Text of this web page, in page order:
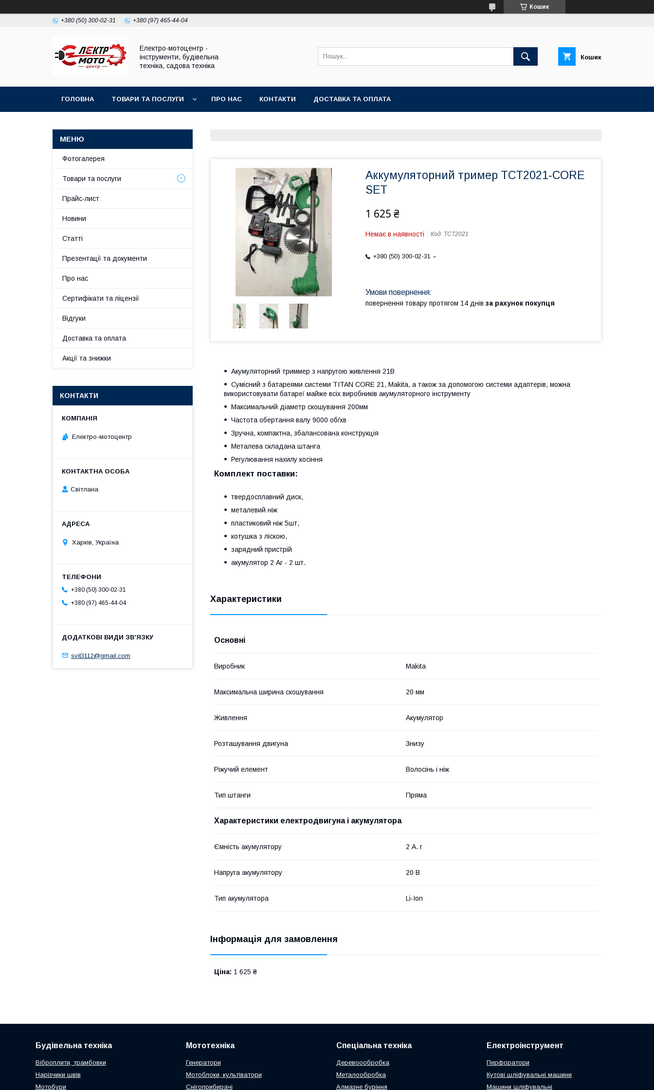
Кошик
+380 (50) 300-02-31 +380 (97) 465-44-04
Електро-мотоцентр -
інструменти, будівельна
техніка, садова техніка
Кошик
ГОЛОВНА ТОВАРИ ТА ПОСЛУГИ ПРО НАС КОНТАКТИ ДОСТАВКА ТА ОПЛАТА
Аккумуляторний тример TCT2021-CORE
SET
1 625 ₴
Немає в наявності Код: TCT2021
+380 (50) 300-02-31
повернення товару протягом 14 днів за рахунок покупця
Акумуляторний триммер з напругою живлення 21В
Сумісний з батареями системи TITAN CORE 21, Makita, а також за допомогою системи адаптерів, можна
використовувати батареї майже всіх виробників акумуляторного інструменту
Максимальний діаметр скошування 200мм
Частота обертання валу 9000 об/хв
Зручна, компактна, збалансована конструкція
Металева складана штанга
Регулювання нахилу косіння
Комплект поставки:
твердосплавний диск,
металевий ніж
пластиковий ніж 5шт,
котушка з ліскою,
зарядний пристрій
акумулятор 2 Аг - 2 шт.
Характеристики
Основні
Виробник Makita
Максимальна ширина скошування 20 мм
Живлення Акумулятор
Розташування двигуна Знизу
Ріжучий елемент Волосінь і ніж
Тип штанги Пряма
Характеристики електродвигуна і акумулятора
Ємність акумулятору 2 А. г
Напруга акумулятору 20 В
Тип акумулятора Li-Ion
Інформація для замовлення
Ціна: 1 625 ₴
Фотогалерея
Товари та послуги
Прайс-лист
Новини
Статті
Презентації та документи
Про нас
Сертифікати та ліцензії
Відгуки
Доставка та оплата
Акції та знижки
КОНТАКТИ
Електро-мотоцентр
Світлана
Харків, Україна
+380 (50) 300-02-31
+380 (97) 465-44-04
svit3112@gmail.com
Будівельна техніка
Віброплити, трамбовки
Нарізчики швів
Мотобури
Мототехніка
Генератори
Мотоблоки, культіватори
Снігоприбирачі
Спеціальна техніка
Деревоообробка
Металообробка
Алмазне буріння
Електроінструмент
Перфоратори
Кутові шліфувальні машини
Машини шліфувальні